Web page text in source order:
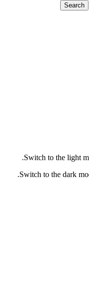
Search
Switch to the light
Switch to the dark